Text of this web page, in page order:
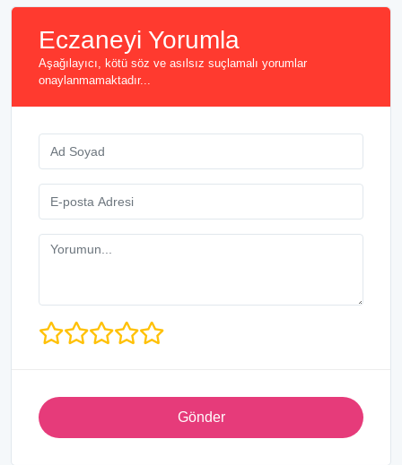
Eczaneyi Yorumla
Aşağılayıcı, kötü söz ve asılsız suçlamalı yorumlar
onaylanmamaktadır...
Gönder